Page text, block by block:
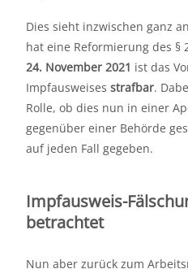
Dies sieht inzwischen ganz
hat eine Reformierung des §
24. November 2021 ist das
Impfausweises strafbar.
Rolle, ob dies nun in einer
gegenüber einer Behörde
auf jeden Fall gegeben.
Impfausweis-
betrachtet
Nun aber zurück zum